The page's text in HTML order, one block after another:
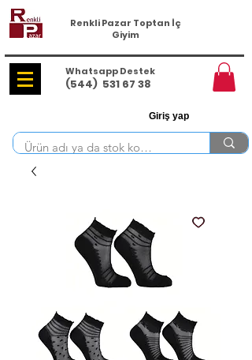
Renkli Pazar Toptan İç
Giyim
Whatsapp Destek
(544) 531 67 38
Giriş yap